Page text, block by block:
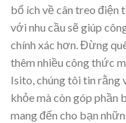
bổ ích về cân treo điện
với nhu cầu sẽ giúp
chính xác hơn. Đừng
thêm nhiều công thức
Isito, chúng tôi tin rằng
khỏe mà còn góp
mang đến cho bạn